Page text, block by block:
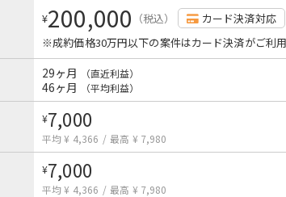
¥200,000 （税込）
カード決済対応
※成約価格30万円以下の案件はカード決済がご利
29ヶ月 （直近利益）
46ヶ月 （平均利益）
¥7,000
平均 ¥ 4,366 / 最高 ¥ 7,980
¥7,000
平均 ¥ 4,366 / 最高 ¥ 7,980